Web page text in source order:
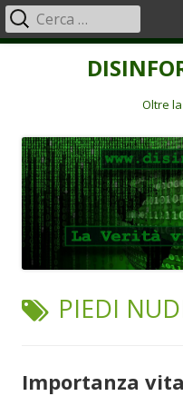
Oltre
Menu
principale
Ricerca
per:
TAG:
PIEDI
Importanza